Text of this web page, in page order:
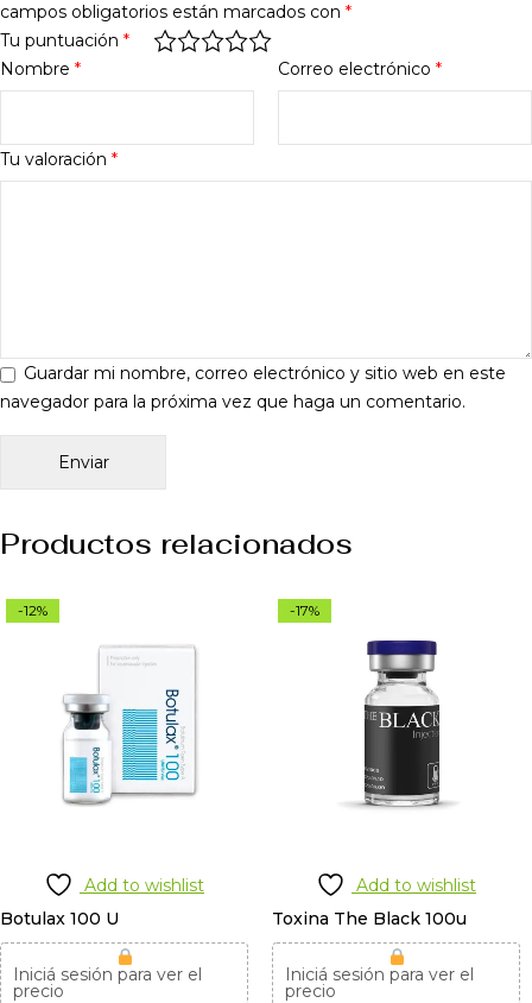
campos obligatorios están marcados con *
Tu puntuación *
Tu valoración *
Nombre * Correo electrónico *
Guardar mi nombre, correo electrónico y sitio web en este
navegador para la próxima vez que haga un comentario.
Productos relacionados
-12%
Add to wishlist
Botulax 100 U
Iniciá sesión para ver el
precio
-17%
Add to wishlist
Toxina The Black 100u
Iniciá sesión para ver el
precio